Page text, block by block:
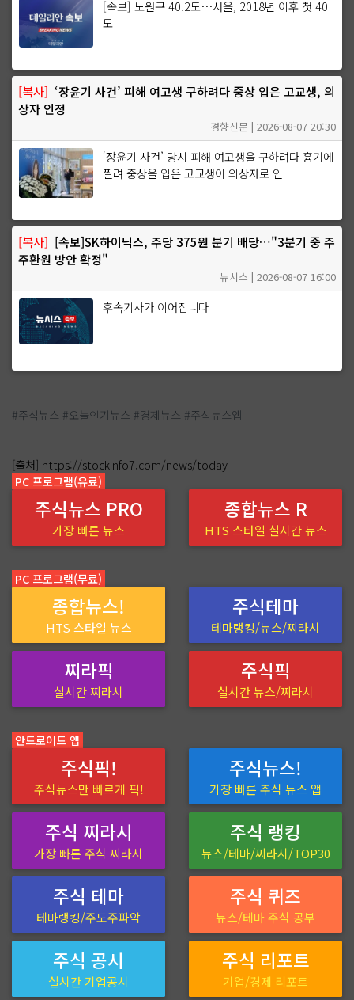
[속보] 노원구 40.2도…서울, 2018년 이후 첫 40
도
[복사] ‘장윤기 사건’ 피해 여고생 구하려다 중상 입은 고교생, 의
상자 인정
경향신문 | 2026-08-07 20:30
‘장윤기 사건’ 당시 피해 여고생을 구하려다 흉기에
찔려 중상을 입은 고교생이 의상자로 인
[복사] [속보]SK하이닉스, 주당 375원 분기 배당…"3분기 중 주
주환원 방안 확정"
뉴시스 | 2026-08-07 16:00
후속기사가 이어집니다
#주식뉴스 #오늘인기뉴스 #경제뉴스 #주식뉴스앱
[출처] https://stockinfo7.com/news/today
PC 프로그램(유료)
주식뉴스 PRO
가장 빠른 뉴스
종합뉴스 R
HTS 스타일 실시간 뉴스
PC 프로그램(무료)
종합뉴스!
HTS 스타일 뉴스
주식테마
테마랭킹/뉴스/찌라시
찌라픽
실시간 찌라시
주식픽
실시간 뉴스/찌라시
안드로이드 앱
주식픽!
주식뉴스만 빠르게 픽!
주식뉴스!
가장 빠른 주식 뉴스 앱
주식 찌라시
가장 빠른 주식 찌라시
주식 랭킹
뉴스/테마/찌라시/TOP30
주식 테마
테마랭킹/주도주파악
주식 퀴즈
뉴스/테마 주식 공부
주식 공시
실시간 기업공시
주식 리포트
기업/경제 리포트